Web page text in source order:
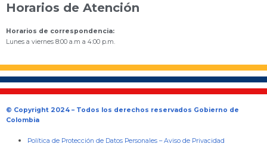
Horarios de Atención
Horarios de correspondencia:
Lunes a viernes 8:00 a.m a 4:00 p.m.
© Copyright 2024 – Todos los derechos reservados Gobierno de
Colombia
Política de Protección de Datos Personales –Aviso de Privacidad